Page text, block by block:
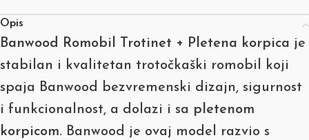
Opis
Banwood Romobil Trotinet + Pletena korpica je
stabilan i kvalitetan trotočkaški romobil koji
spaja Banwood bezvremenski dizajn, sigurnost
i funkcionalnost, a dolazi i sa pletenom
korpicom. Banwood je ovaj model razvio s